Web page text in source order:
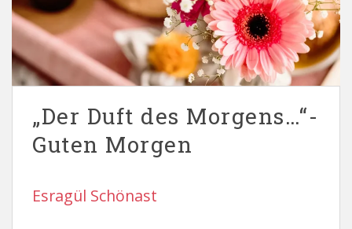
„Der Duft des Morgens…“-
Guten Morgen
Esragül Schönast